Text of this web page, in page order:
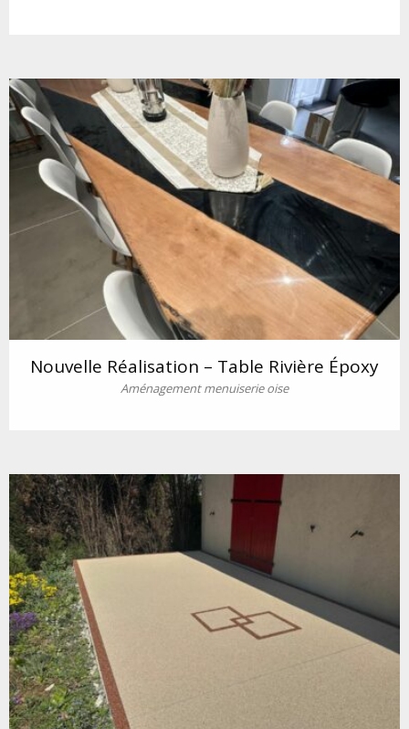
Nouvelle Réalisation – Table Rivière Époxy
Aménagement menuiserie oise